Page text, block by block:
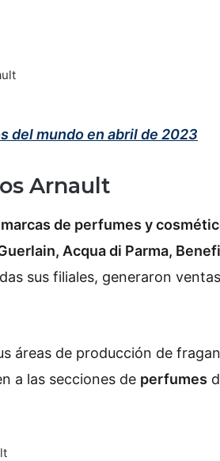
del mundo en abril de 2023
Arnault
marcas de perfumes y
Acqua di Parma,
sus filiales, generaron
áreas de producción de
a las secciones de perfumes